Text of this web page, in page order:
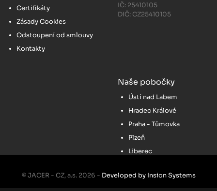
Certifikáty
Zásady Cookies
Odstoupení od smlouvy
Kontakty
IČ: 25410105
DIČ: CZ25410105
Naše pobočky
Ústí nad Labem
Hradec Králové
Praha - Tůmovka
Plzeň
Liberec
© JACER - CZ, a.s. 2026 - Developed by Insion Systems